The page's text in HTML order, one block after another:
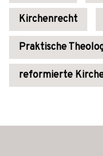
Kirchenrecht
Praktische
reformierte